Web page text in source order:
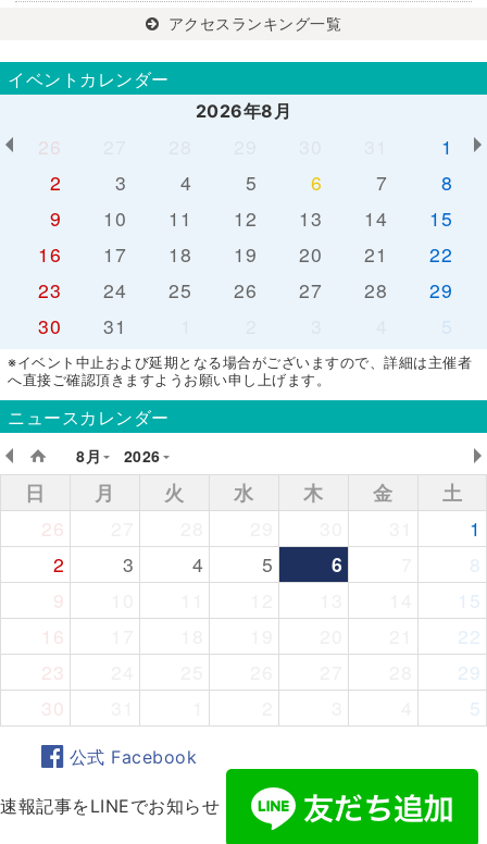
アクセスランキング一覧
イベントカレンダー
2026年8月
26
1
2
3 4 5 6 7
8
9
10 11 12 13 14
15
16
17 18 19 20 21
22
23
24 25 26 27 28
29
30
31 5
※イベント中止および延期となる場合がございますので、詳細は主催者
へ直接ご確認頂きますようお願い申し上げます。
ニュースカレンダー
8月
2026
日 月 火 水 木 金
土
26
1
2
3 4 5 6
8
9
15
16
22
23
29
30
5
公式 Facebook
速報記事をLINEでお知らせ